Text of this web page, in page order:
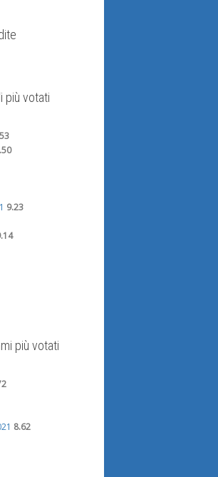
più votati
9.23
più votati
8.62